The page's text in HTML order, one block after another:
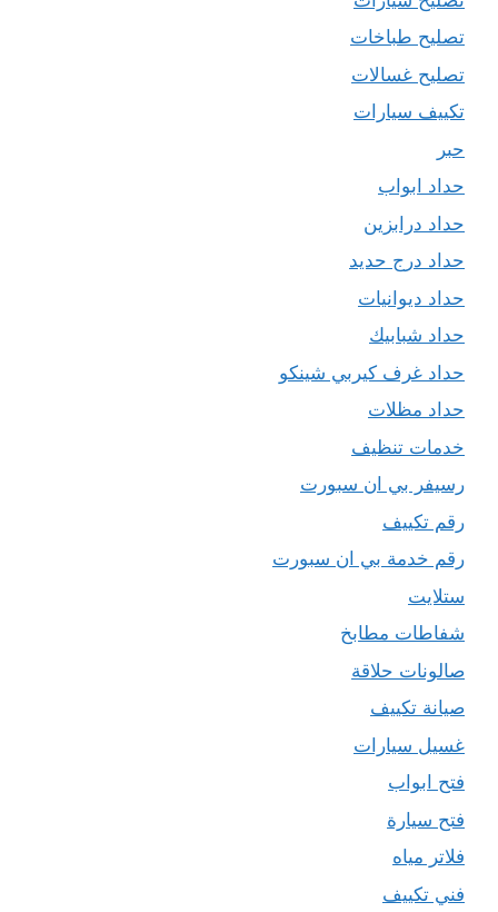
تصليح طباخات
تصليح غسالات
تكييف سيارات
حبر
حداد ابواب
حداد درابزين
حداد درج حديد
حداد ديوانيات
حداد شبابيك
حداد غرف كيربي شينكو
حداد مظلات
خدمات تنظيف
رسيفر بي ان سبورت
رقم تكييف
رقم خدمة بي ان سبورت
ستلايت
شفاطات مطابخ
صالونات حلاقة
صيانة تكييف
غسيل سيارات
فتح ابواب
فتح سيارة
فلاتر مياه
فني تكييف